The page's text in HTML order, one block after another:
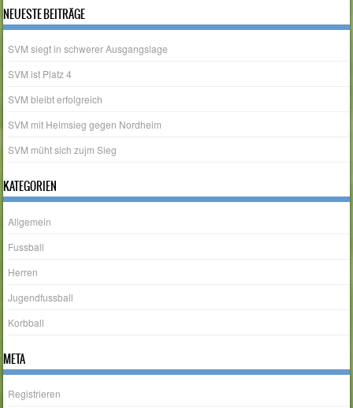
NEUESTE BEITRÄGE
SVM siegt in schwerer Ausgangslage
SVM ist Platz 4
SVM bleibt erfolgreich
SVM mit Heimsieg gegen Nordheim
SVM müht sich zujm Sieg
KATEGORIEN
Allgemein
Fussball
Herren
Jugendfussball
Korbball
META
Registrieren